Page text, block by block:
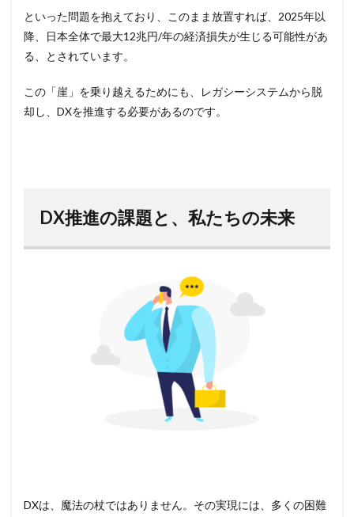
といった問題を抱えており、このまま放置すれば、2025年以
降、日本全体で最大12兆円/年の経済損失が生じる可能性があ
る、とされています。
この「崖」を乗り越えるためにも、レガシーシステムから脱
却し、DXを推進する必要があるのです。
DX推進の課題と、私たちの未来
DXは、魔法の杖ではありません。その実現には、多くの困難